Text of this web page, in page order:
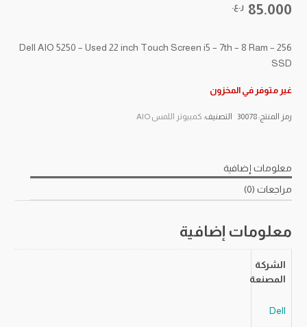
85.000 ر.ع.
Dell AIO 5250 – Used 22 inch Touch Screen i5 – 7th – 8 Ram – 256
SSD
غير متوفر في المخزون
رمز المنتج:30078 التصنيف: كمبيوتر اللمس AIO
معلومات إضافية
مراجعات (0)
معلومات إضافية
الشركة
المصنعة
Dell